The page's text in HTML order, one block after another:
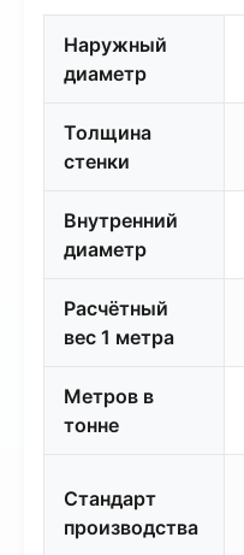
Наружный
диаметр
Толщина
стенки
Внутренний
диаметр
Расчётный
вес 1 метра
Метров в
тонне
Стандарт
производства